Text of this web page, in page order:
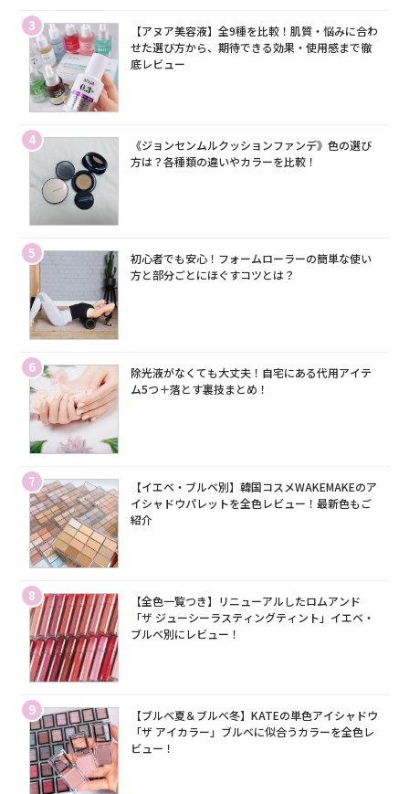
3
【アヌア美容液】全9種を比較！肌質・悩みに合わ
せた選び方から、期待できる効果・使用感まで徹
底レビュー
4
《ジョンセンムルクッションファンデ》色の選び
方は？各種類の違いやカラーを比較！
5
初心者でも安心！フォームローラーの簡単な使い
方と部分ごとにほぐすコツとは？
6
除光液がなくても大丈夫！自宅にある代用アイテ
ム5つ＋落とす裏技まとめ！
7
【イエベ・ブルベ別】韓国コスメWAKEMAKEのア
イシャドウパレットを全色レビュー！最新色もご
紹介
8
【全色一覧つき】リニューアルしたロムアンド
「ザ ジューシーラスティングティント」イエベ・
ブルベ別にレビュー！
9
【ブルベ夏＆ブルベ冬】KATEの単色アイシャドウ
「ザ アイカラー」ブルベに似合うカラーを全色レ
ビュー！